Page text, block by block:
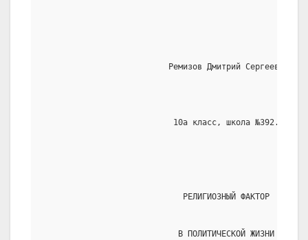
                          Ремизов Дмитрий Сергеевич
                           10а класс, школа №392.
                             РЕЛИГИОЗНЫЙ ФАКТОР
                            В ПОЛИТИЧЕСКОЙ ЖИЗНИ